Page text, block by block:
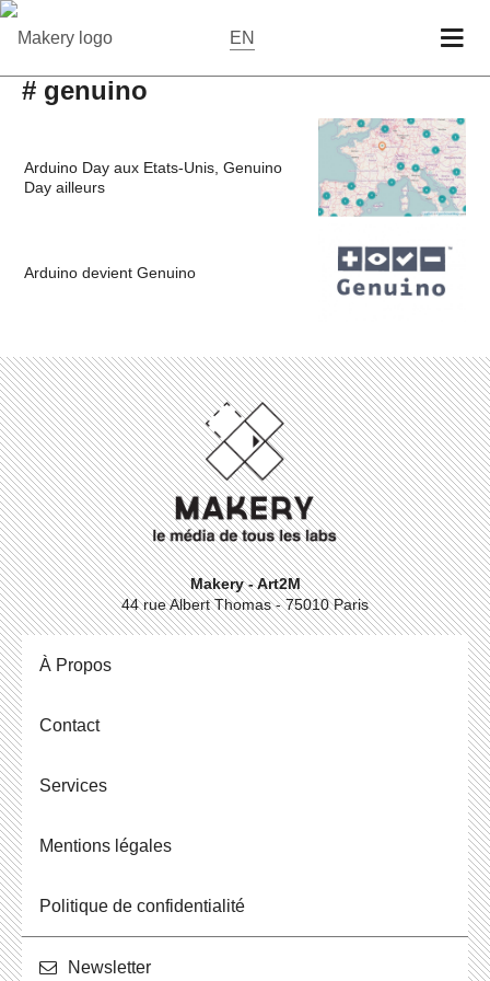
EN
# genuino
Arduino Day aux Etats-Unis, Genuino
Day ailleurs
Arduino devient Genuino
Makery - Art2M
44 rue Albert Thomas - 75010 Paris
À Propos
Contact
Ser­vices
Men­tions légales
Po­li­tique de confidentialité
News­let­ter